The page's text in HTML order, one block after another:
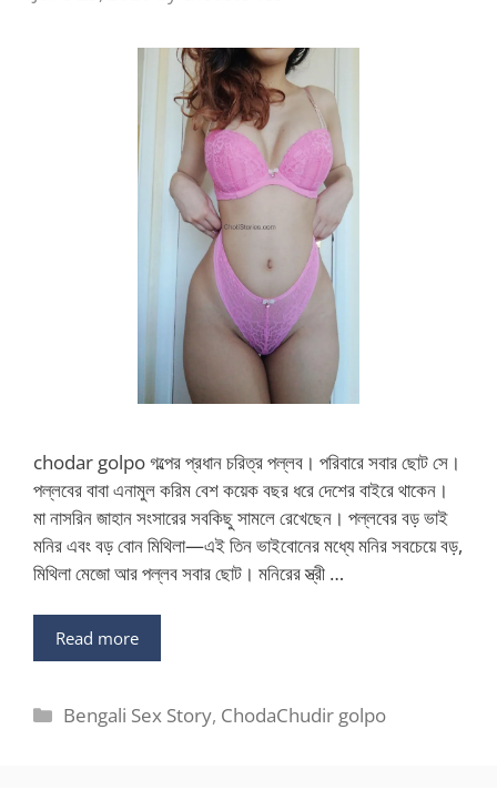
chodar golpo গল্পের প্রধান চরিত্র পল্লব। পরিবারে সবার ছোট সে।
পল্লবের বাবা এনামুল করিম বেশ কয়েক বছর ধরে দেশের বাইরে থাকেন।
মা নাসরিন জাহান সংসারের সবকিছু সামলে রেখেছেন। পল্লবের বড় ভাই
মনির এবং বড় বোন মিথিলা—এই তিন ভাইবোনের মধ্যে মনির সবচেয়ে বড়,
মিথিলা মেজো আর পল্লব সবার ছোট। মনিরের স্ত্রী …
Read more
Categories
Bengali Sex Story, ChodaChudir golpo